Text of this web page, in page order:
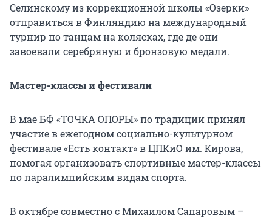
Селинскому из коррекционной школы «Озерки»
отправиться в Финляндию на международный
турнир по танцам на колясках, где де они
завоевали серебряную и бронзовую медали.
Мастер-классы и фестивали
В мае БФ «ТОЧКА ОПОРЫ» по традиции принял
участие в ежегодном социально-культурном
фестивале «Есть контакт» в ЦПКиО им. Кирова,
помогая организовать спортивные мастер-классы
по паралимпийским видам спорта.
В октябре совместно с Михаилом Сапаровым –